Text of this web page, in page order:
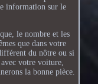
information sur le
le nombre et les
que dans votre
du nôtre ou si
votre voiture,
la bonne pièce.